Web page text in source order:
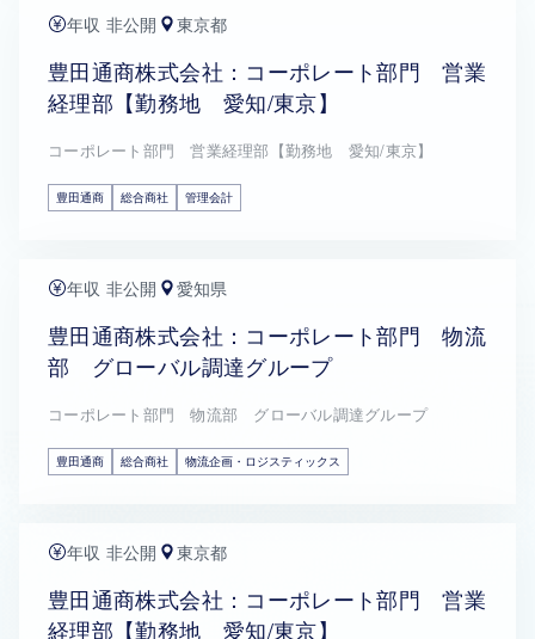
年収 非公開 東京都
豊田通商株式会社：コーポレート部門 営業
経理部【勤務地 愛知/東京】
コーポレート部門 営業経理部【勤務地 愛知/東京】
豊田通商 総合商社 管理会計
年収 非公開 愛知県
豊田通商株式会社：コーポレート部門 物流
部 グローバル調達グループ
コーポレート部門 物流部 グローバル調達グループ
豊田通商 総合商社 物流企画・ロジスティックス
年収 非公開 東京都
豊田通商株式会社：コーポレート部門 営業
経理部【勤務地 愛知/東京】